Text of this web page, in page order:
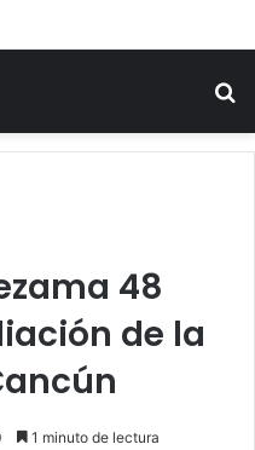
48
de la
1 minuto de lectura